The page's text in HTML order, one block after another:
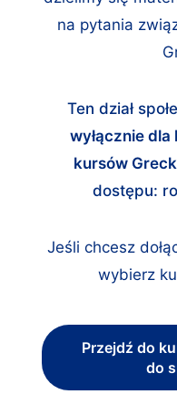
na pytania
Ten dział
wyłącznie
kursów
dostępu:
Jeśli chcesz
wybierz
Przejdź do
do